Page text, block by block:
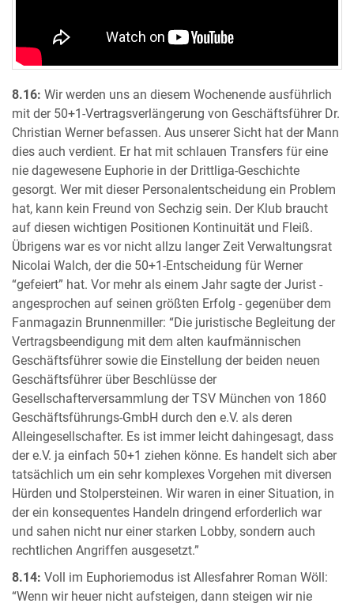
8.16: Wir werden uns an diesem Wochenende ausführlich
mit der 50+1-Vertragsverlängerung von Geschäftsführer Dr.
Christian Werner befassen. Aus unserer Sicht hat der Mann
dies auch verdient. Er hat mit schlauen Transfers für eine
nie dagewesene Euphorie in der Drittliga-Geschichte
gesorgt. Wer mit dieser Personalentscheidung ein Problem
hat, kann kein Freund von Sechzig sein. Der Klub braucht
auf diesen wichtigen Positionen Kontinuität und Fleiß.
Übrigens war es vor nicht allzu langer Zeit Verwaltungsrat
Nicolai Walch, der die 50+1-Entscheidung für Werner
“gefeiert” hat. Vor mehr als einem Jahr sagte der Jurist -
angesprochen auf seinen größten Erfolg - gegenüber dem
Fanmagazin Brunnenmiller: “Die juristische Begleitung der
Vertragsbeendigung mit dem alten kaufmännischen
Geschäftsführer sowie die Einstellung der beiden neuen
Geschäftsführer über Beschlüsse der
Gesellschafterversammlung der TSV München von 1860
Geschäftsführungs-GmbH durch den e.V. als deren
Alleingesellschafter. Es ist immer leicht dahingesagt, dass
der e.V. ja einfach 50+1 ziehen könne. Es handelt sich aber
tatsächlich um ein sehr komplexes Vorgehen mit diversen
Hürden und Stolpersteinen. Wir waren in einer Situation, in
der ein konsequentes Handeln dringend erforderlich war
und sahen nicht nur einer starken Lobby, sondern auch
rechtlichen Angriffen ausgesetzt.”
8.14: Voll im Euphoriemodus ist Allesfahrer Roman Wöll:
“Wenn wir heuer nicht aufsteigen, dann steigen wir nie